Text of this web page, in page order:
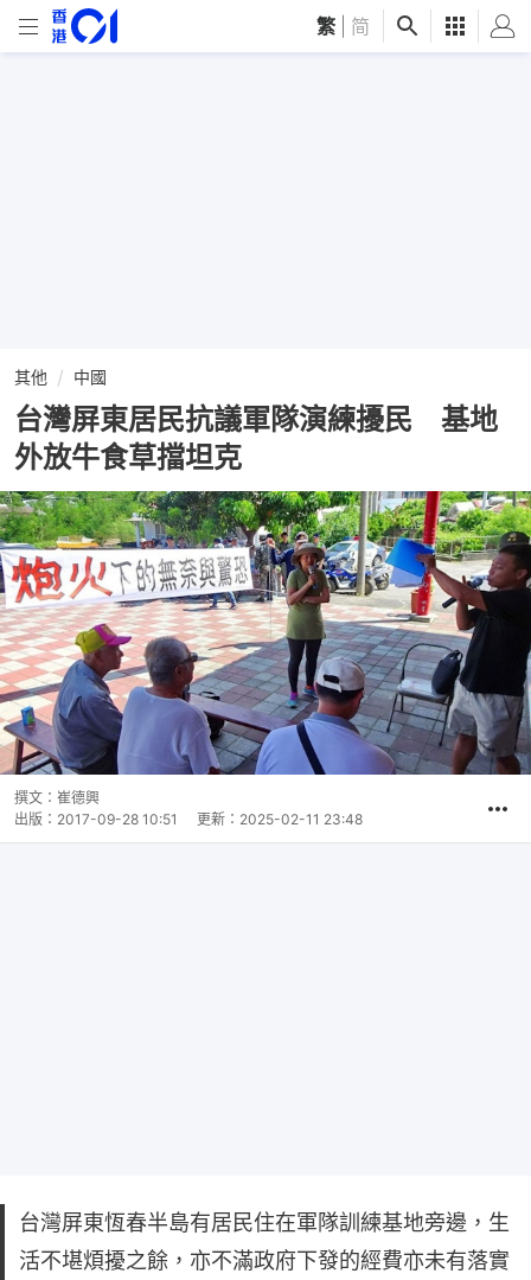
繁 简
其他 中國
台灣屏東居民抗議軍隊演練擾民 基地
外放牛食草擋坦克
撰文： 崔德興
出版： 2017-09-28 10:51 更新： 2025-02-11 23:48
台灣屏東恆春半島有居民住在軍隊訓練基地旁邊，生
活不堪煩擾之餘，亦不滿政府下發的經費亦未有落實